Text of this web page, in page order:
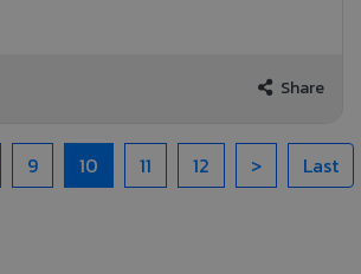
Share
9 10 11 12 > Last